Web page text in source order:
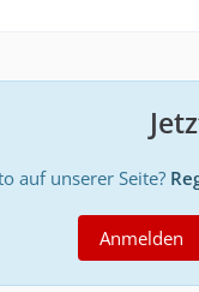
auf unserer Seite?
Anmelden